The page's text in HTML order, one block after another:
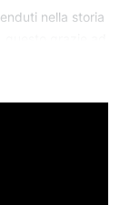
nella storia
tutti i giorni